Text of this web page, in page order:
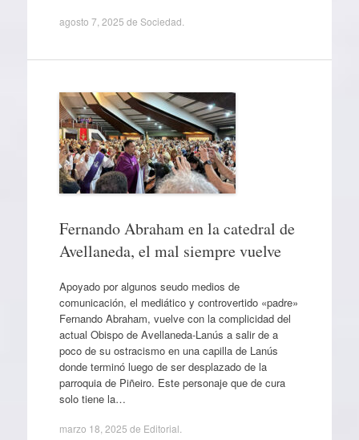
agosto 7, 2025 de Sociedad
Fernando Abraham en la catedral de
Avellaneda, el mal siempre vuelve
Apoyado por algunos seudo medios de
comunicación, el mediático y controvertido «padre»
Fernando Abraham, vuelve con la complicidad del
actual Obispo de Avellaneda-Lanús a salir de a
poco de su ostracismo en una capilla de Lanús
donde terminó luego de ser desplazado de la
parroquia de Piñeiro. Este personaje que de cura
solo tiene la…
marzo 18, 2025 de Editorial